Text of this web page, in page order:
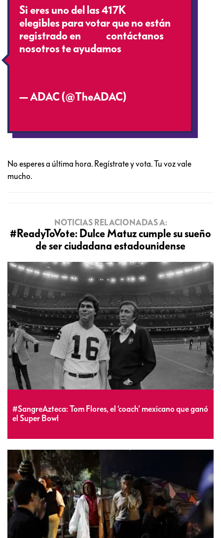
Si eres uno del las 417K
elegibles para votar que no están
registrado en
contáctanos
nosotros te ayudamos
— ADAC (@TheADAC)
No esperes a última hora. Regístrate y vota. Tu voz vale
mucho.
NOTICIAS RELACIONADAS A:
#ReadyToVote: Dulce Matuz cumple su sueño
de ser ciudadana estadounidense
#SangreAzteca: Tom Flores, el ‘coach’ mexicano que ganó
el Super Bowl